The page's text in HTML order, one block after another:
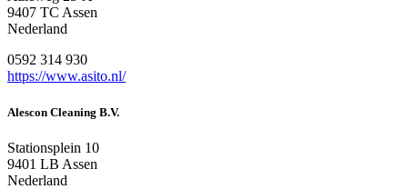
9407 TC Assen
Nederland
0592 314 930
https://www.asito.nl/
Alescon Cleaning B.V.
Stationsplein 10
9401 LB Assen
Nederland